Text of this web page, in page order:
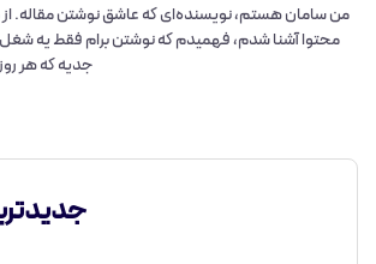
من سامان هستم، نویسنده‌ای که عاشق نوشتن مقاله‌. از
محتوا آشنا شدم، فهمیدم که نوشتن برام فقط یه
جدیه که هر